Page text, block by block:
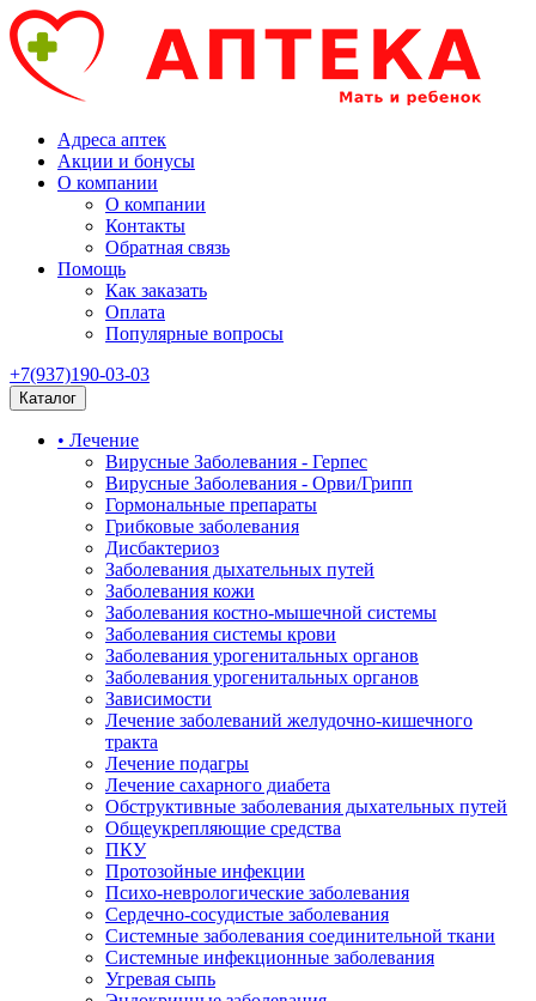
Адреса аптек
Акции и бонусы
О компании
О компании
Контакты
Обратная связь
Помощь
Как заказать
Оплата
Популярные вопросы
+7(937)190-03-03
Каталог
• Лечение
Вирусные Заболевания - Герпес
Вирусные Заболевания - Орви/Грипп
Гормональные препараты
Грибковые заболевания
Дисбактериоз
Заболевания дыхательных путей
Заболевания кожи
Заболевания костно-мышечной системы
Заболевания системы крови
Заболевания урогенитальных органов
Заболевания урогенитальных органов
Зависимости
Лечение заболеваний желудочно-кишечного
тракта
Лечение подагры
Лечение сахарного диабета
Обструктивные заболевания дыхательных путей
Общеукрепляющие средства
ПКУ
Протозойные инфекции
Психо-неврологические заболевания
Сердечно-сосудистые заболевания
Системные заболевания соединительной ткани
Системные инфекционные заболевания
Угревая сыпь